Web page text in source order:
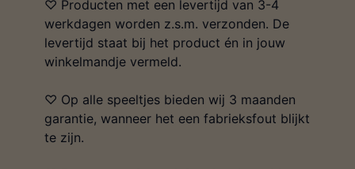
♡ Producten met een levertijd van 3-4
werkdagen worden z.s.m. verzonden. De
levertijd staat bij het product én in jouw
winkelmandje vermeld.
♡ Op alle speeltjes bieden wij 3 maanden
garantie, wanneer het een fabrieksfout blijkt
te zijn.